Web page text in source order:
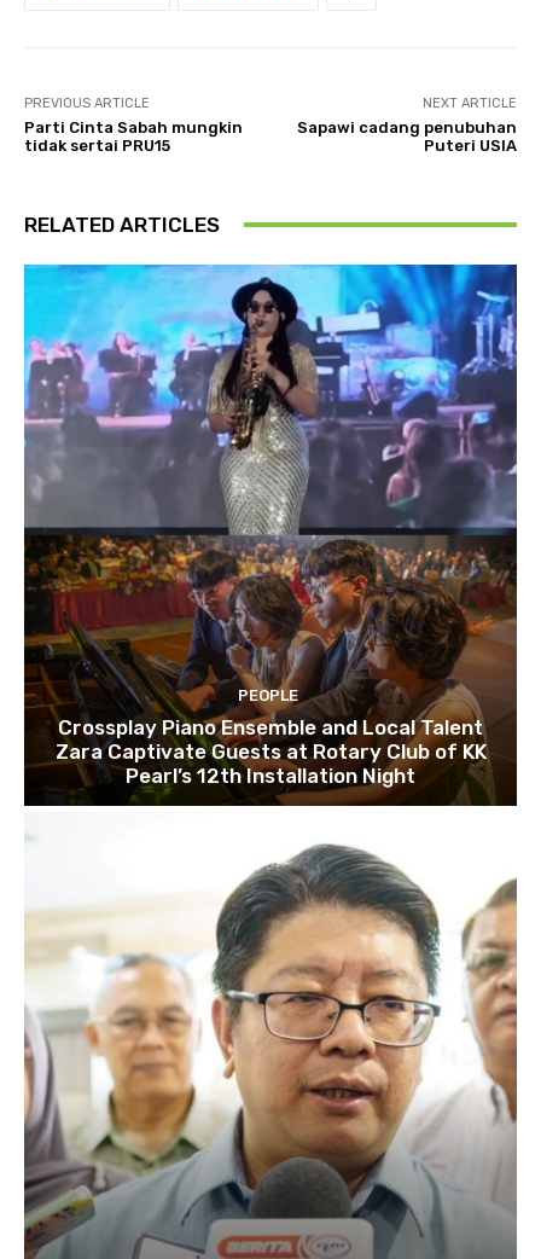
PREVIOUS ARTICLE
Parti Cinta Sabah mungkin
tidak sertai PRU15
NEXT ARTICLE
Sapawi cadang penubuhan
Puteri USIA
RELATED ARTICLES
PEOPLE
Crossplay Piano Ensemble and Local Talent
Zara Captivate Guests at Rotary Club of KK
Pearl’s 12th Installation Night